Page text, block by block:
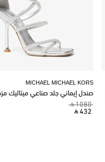
MICHAEL MICHAEL KORS
صندل إيماني جلد صناعي ميتاليك
‎ ⃁ 1080 ‎
‎ ⃁ 432 ‎